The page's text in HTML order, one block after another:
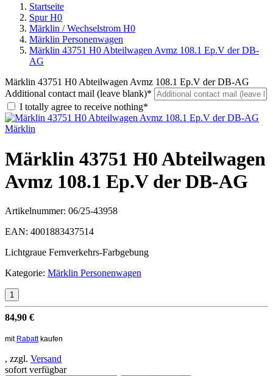
Startseite
Spur H0
Märklin / Wechselstrom H0
Märklin Personenwagen
Märklin 43751 H0 Abteilwagen Avmz 108.1 Ep.V der DB-
AG
Märklin 43751 H0 Abteilwagen Avmz 108.1 Ep.V der DB-AG
Additional contact mail (leave blank)*
I totally agree to receive nothing*
Märklin
Märklin 43751 H0 Abteilwagen
Avmz 108.1 Ep.V der DB-AG
Artikelnummer: 06/25-43958
EAN: 4001883437514
Lichtgraue Fernverkehrs-Farbgebung
Kategorie: Märklin Personenwagen
84,90 €
mit Rabattkaufen
, zzgl. Versand
sofort verfügbar